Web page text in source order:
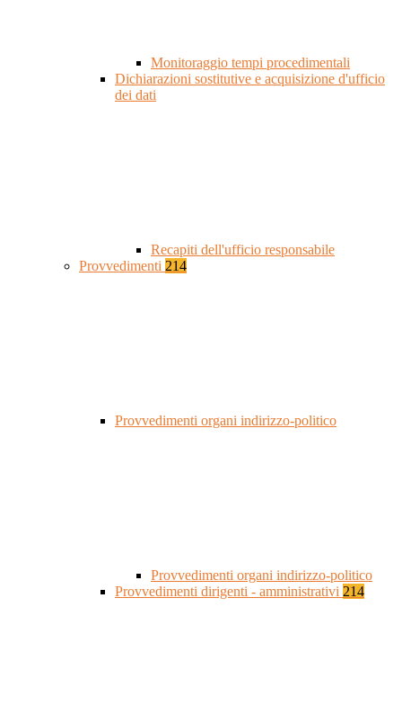
Monitoraggio tempi procedimentali
Dichiarazioni sostitutive e acquisizione d'ufficio
dei dati
Recapiti dell'ufficio responsabile
Provvedimenti 214
Provvedimenti organi indirizzo-politico
Provvedimenti organi indirizzo-politico
Provvedimenti dirigenti - amministrativi 214